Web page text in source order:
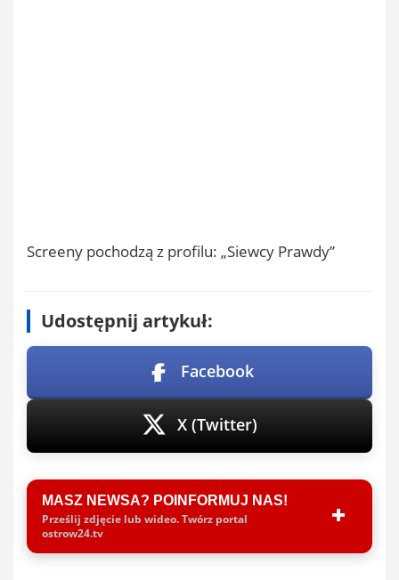
Screeny pochodzą z profilu: „Siewcy Prawdy”
Udostępnij artykuł:
Facebook
X (Twitter)
MASZ NEWSA? POINFORMUJ NAS!
Prześlij zdjęcie lub wideo. Twórz portal
ostrow24.tv